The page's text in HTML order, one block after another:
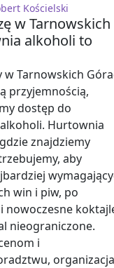
Kościelski
w Tarnowskich
alkoholi to
Tarnowskich
przyjemnością,
dostęp do
Hurtownia
znajdziemy
aby
win i piw, po
nowoczesne
nieograniczone.
i